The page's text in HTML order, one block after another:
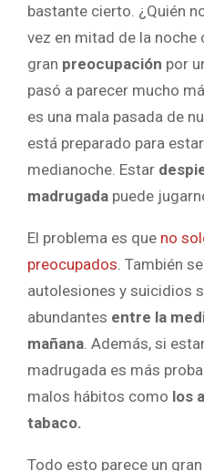
bastante cierto. ¿Quién
vez en mitad de la noche
gran preocupación por
pasó a parecer mucho
es una mala pasada de
está preparado para
medianoche. Estar
madrugada puede
El problema es que no
preocupados . También
autolesiones y suicidios
abundantes entre la
mañana . Además, si
madrugada es más
malos hábitos como los
tabaco.
Todo esto parece un